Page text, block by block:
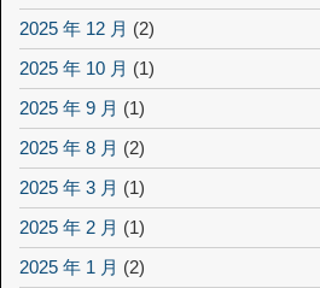
2025 年 12 月 (2)
2025 年 10 月 (1)
2025 年 9 月 (1)
2025 年 8 月 (2)
2025 年 3 月 (1)
2025 年 2 月 (1)
2025 年 1 月 (2)